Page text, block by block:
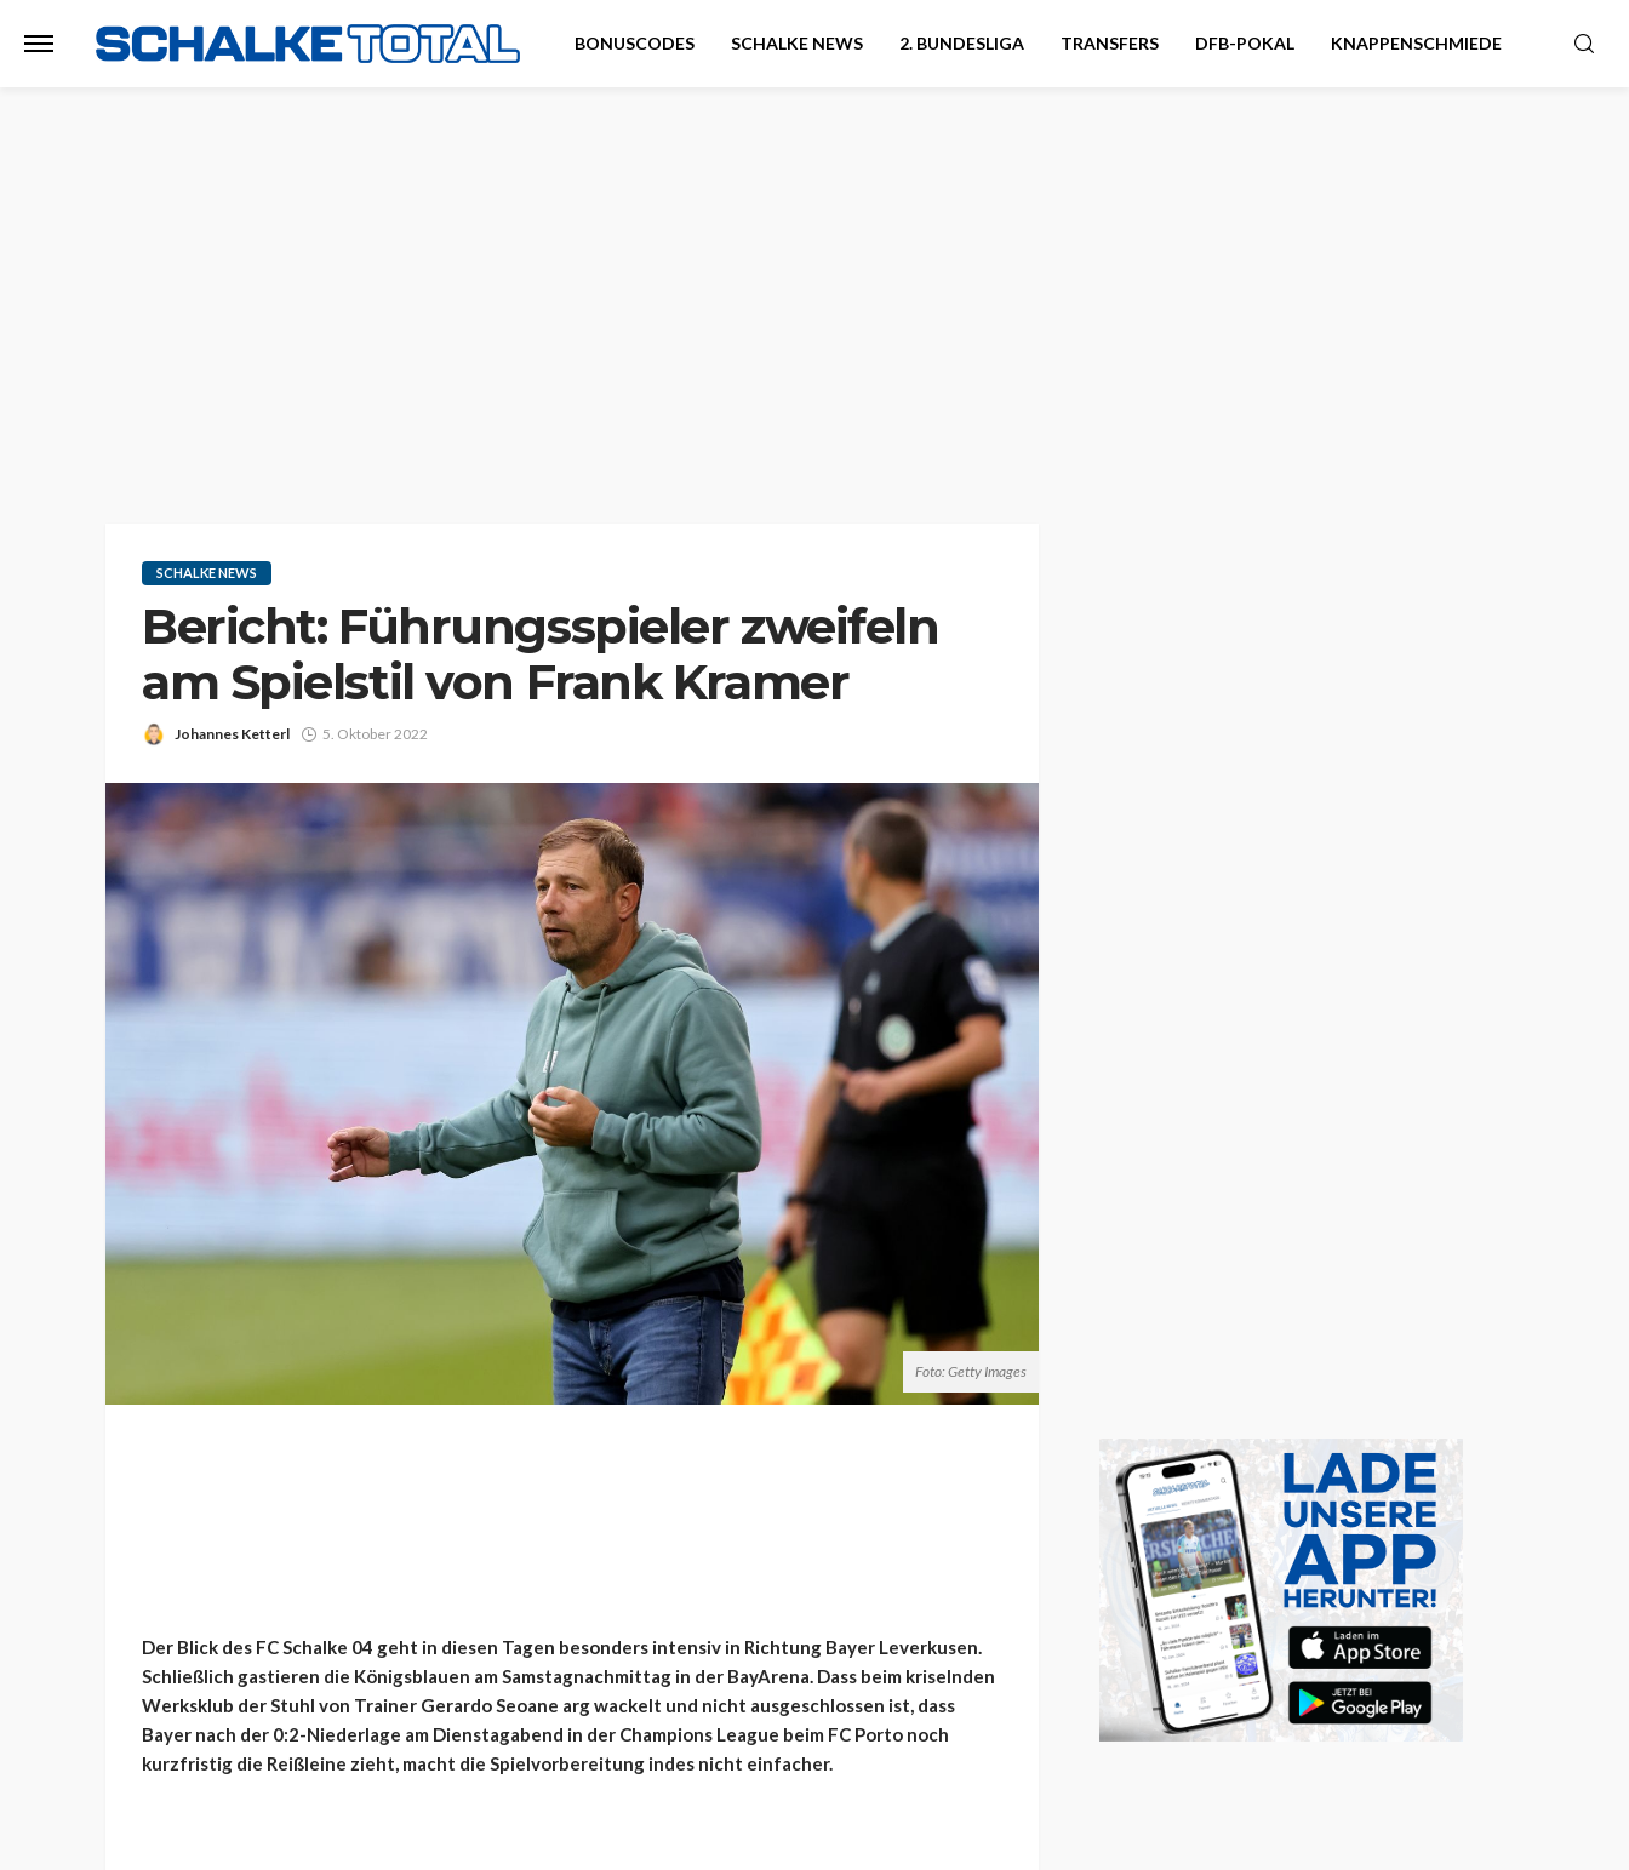
BONUSCODES SCHALKE NEWS 2. BUNDESLIGA TRANSFERS DFB-POKAL KNAPPENSCHMIEDE
SCHALKE NEWS
Bericht: Führungsspieler zweifeln
am Spielstil von Frank Kramer
Johannes Ketterl 5. Oktober 2022
Foto: Getty Images
Der Blick des FC Schalke 04 geht in diesen Tagen besonders intensiv in Richtung Bayer Leverkusen.
Schließlich gastieren die Königsblauen am Samstagnachmittag in der BayArena. Dass beim kriselnden
Werksklub der Stuhl von Trainer Gerardo Seoane arg wackelt und nicht ausgeschlossen ist, dass
Bayer nach der 0:2-Niederlage am Dienstagabend in der Champions League beim FC Porto noch
kurzfristig die Reißleine zieht, macht die Spielvorbereitung indes nicht einfacher.